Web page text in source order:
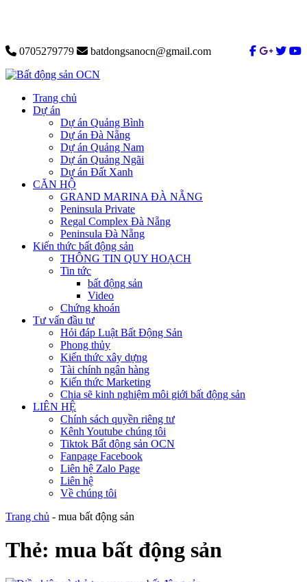
0705279779 batdongsanocn@gmail.com
Trang chủ
Dự án
Dự án Quảng Bình
Dự án Đà Nẵng
Dự án Quảng Nam
Dự án Quảng Ngãi
Dự án Đất Xanh
CĂN HỘ
GRAND MARINA ĐÀ NẴNG
Peninsula Private
Regal Complex Đà Nẵng
Peninsula Đà Nẵng
Kiến thức bất động sản
THÔNG TIN QUY HOẠCH
Tin tức
bất động sản
Video
Chứng khoán
Tư vấn đầu tư
Hỏi đáp Luật Bất Động Sản
Phong thủy
Kiến thức xây dựng
Tài chính ngân hàng
Kiến thức Marketing
Chia sẽ kinh nghiệm môi giới bất động sản
LIÊN HỆ
Chính sách quyền riêng tư
Kênh Youtube chúng tôi
Tiktok Bất động sản OCN
Fanpage Facebook
Liên hệ Zalo Page
Liên hệ
Về chúng tôi
Trang chủ - mua bất động sản
Thẻ: mua bất động sản